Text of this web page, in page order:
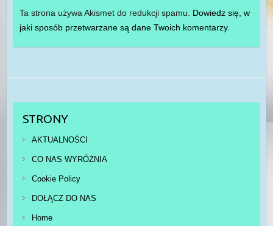
Ta strona używa Akismet do redukcji spamu. Dowiedz się, w
jaki sposób przetwarzane są dane Twoich komentarzy.
STRONY
AKTUALNOŚCI
CO NAS WYRÓŻNIA
Cookie Policy
DOŁĄCZ DO NAS
Home